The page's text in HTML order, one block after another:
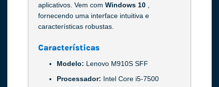
aplicativos. Vem com Windows 10
fornecendo uma interface intuitiva e
características robustas.
Características
Modelo: Lenovo M910S SFF
Processador: Intel Core i5-7500